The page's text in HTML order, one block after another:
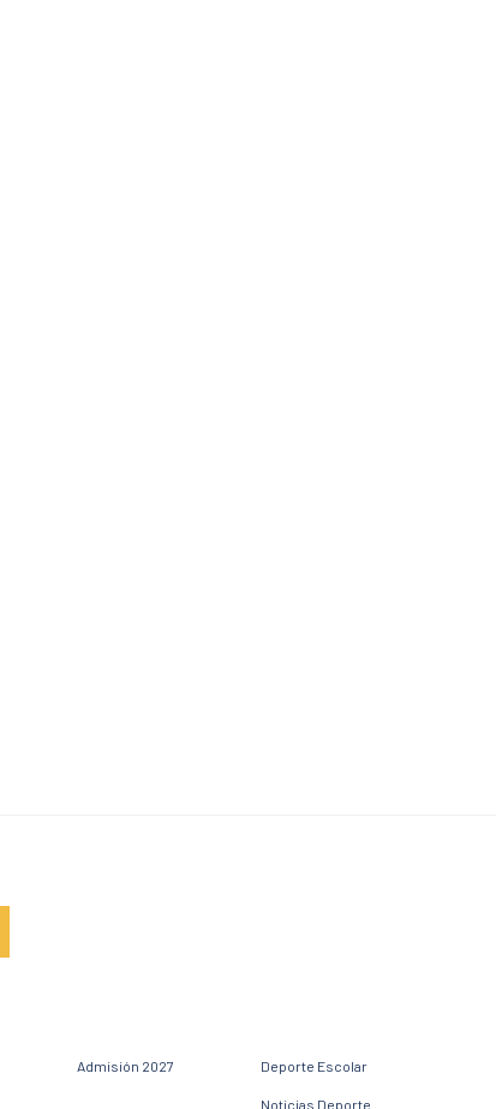
Admisión 2027 Deporte Escolar
Noticias Deporte